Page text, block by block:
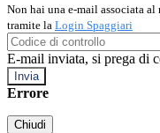
Non hai una e-mail associata
tramite la Login Spaggiari
E-mail inviata, si prega di
Errore
Chiudi